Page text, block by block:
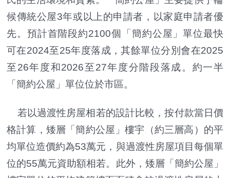
候傳統公屋3年或以上的申請者，以家庭申請者優
先。預計首階段約2100個「簡約公屋」單位最快
可在2024至25年度落成，其餘單位分別會在2025
至26年度和2026至27年度分階段落成。約一半
「簡約公屋」單位位於市區。
若以過渡性房屋相若的設計比較，按付款當日價
格計算，矮層「簡約公屋」樓宇（約三層高）的平
均單位造價約為53萬元，與過渡性房屋項目每個單
位的55萬元資助額相若。此外，矮層「簡約公屋」